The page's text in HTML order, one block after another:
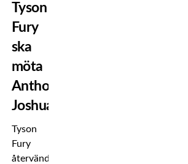
Tyson
Fury
ska
möta
Anthony
Joshua
Tyson
Fury
återvände